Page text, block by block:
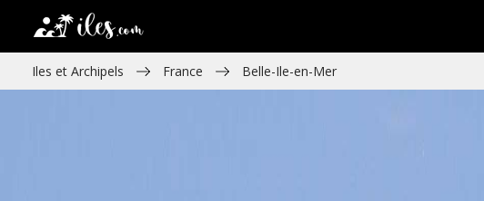
Iles et Archipels France Belle-Ile-en-Mer